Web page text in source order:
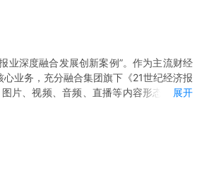
业深度融合发展创新案例”。作为主流财经
业务，充分融合集团旗下《21世纪经济报
片、视频、音频、直播等内容形态的全覆
场的起伏跌宕，让你洞悉各个趋势投资机
业发展的趋势分析，让你及时了解产业发
展开